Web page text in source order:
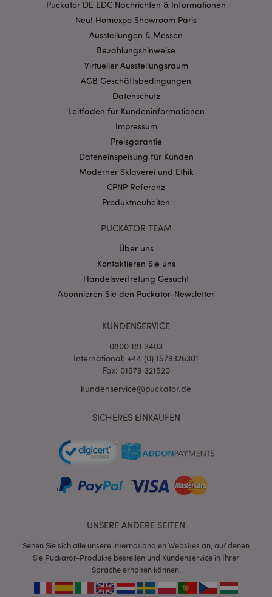
Puckator DE EDC Nachrichten & Informationen
Neu! Homexpo Showroom Paris
Ausstellungen & Messen
Bezahlungshinweise
Virtueller Ausstellungsraum
AGB Geschäftsbedingungen
Datenschutz
Leitfaden für Kundeninformationen
Impressum
Preisgarantie
Dateneinspeisung für Kunden
Moderner Sklaverei und Ethik
CPNP Referenz
Produktneuheiten
PUCKATOR TEAM
Über uns
Kontaktieren Sie uns
Handelsvertretung Gesucht
Abonnieren Sie den Puckator-Newsletter
KUNDENSERVICE
0800 181 3403
International: +44 (0) 1579326301
Fax: 01579 321520
kundenservice@puckator.de
SICHERES EINKAUFEN
UNSERE ANDERE SEITEN
Sehen Sie sich alle unsere internationalen Websites an, auf denen
Sie Puckator-Produkte bestellen und Kundenservice in Ihrer
Sprache erhalten können.
Ausrichten
Funktions
Streng-notwendige-Cookies ermöglichen
Kernfunktionen der Website wie die
Ohne unbedingt notwendige cookies kann die
Website nicht richtig genutzt werden.
Provider
CookieScriptConsent
CookieScript
mage-cache-storage-section-
mage-messages
www.puckator.de
mage-cache-sessid
Adobe Inc.
www.puckator.de